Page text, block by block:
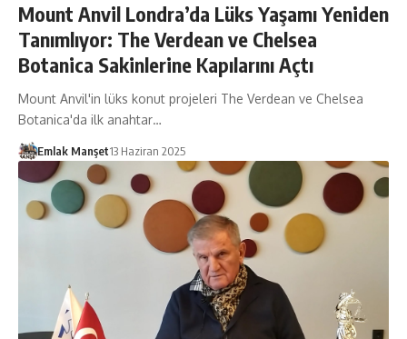
Mount Anvil Londra’da Lüks Yaşamı Yeniden
Tanımlıyor: The Verdean ve Chelsea
Botanica Sakinlerine Kapılarını Açtı
Mount Anvil'in lüks konut projeleri The Verdean ve Chelsea
Botanica'da ilk anahtar…
Emlak Manşet13 Haziran 2025